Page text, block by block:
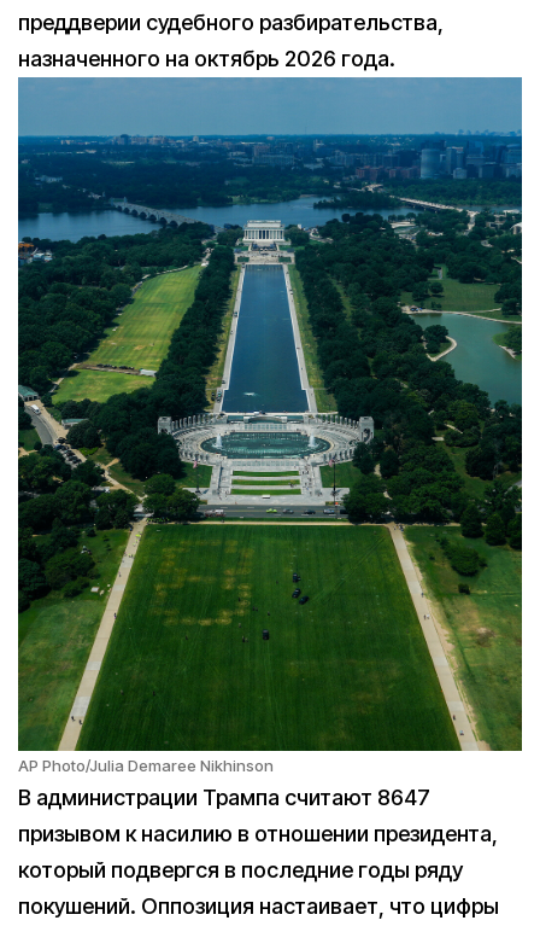
преддверии судебного разбирательства,
назначенного на октябрь 2026 года.
AP Photo/Julia Demaree Nikhinson
В администрации Трампа считают 8647
призывом к насилию в отношении президента,
который подвергся в последние годы ряду
покушений. Оппозиция настаивает, что цифры